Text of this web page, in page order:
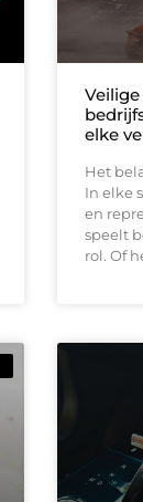
elke
Het
In elke
en
speelt
rol. Of